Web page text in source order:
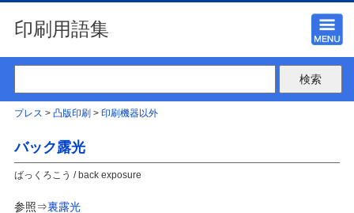
印刷用語集
プレス > 凸版印刷 > 印刷機器以外
バック露光
ばっくろこう / back exposure
参照⇒裏露光